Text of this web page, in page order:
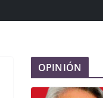
OPINIÓN